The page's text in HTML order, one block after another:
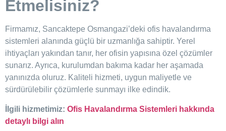
Etmelisiniz?
Firmamız, Sancaktepe Osmangazi’deki ofis havalandırma
sistemleri alanında güçlü bir uzmanlığa sahiptir. Yerel
ihtiyaçları yakından tanır, her ofisin yapısına özel çözümler
sunarız. Ayrıca, kurulumdan bakıma kadar her aşamada
yanınızda oluruz. Kaliteli hizmeti, uygun maliyetle ve
sürdürülebilir çözümlerle sunmayı ilke edindik.
İlgili hizmetimiz: Ofis Havalandırma Sistemleri hakkında
detaylı bilgi alın